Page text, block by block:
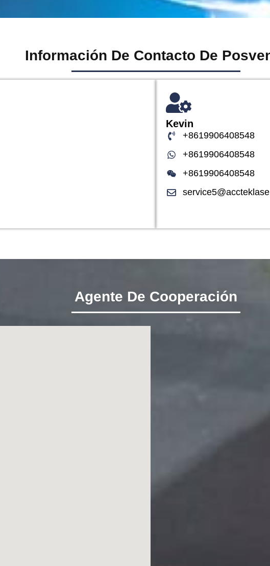
Información De Contacto De
Kevin
+8619906408548
+8619906408548
+8619906408548
Agente De Cooperación